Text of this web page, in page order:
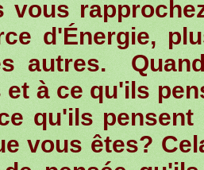
vous
d'Énergie,
autres.
et à ce qu'ils
qu'ils pensent
vous êtes?